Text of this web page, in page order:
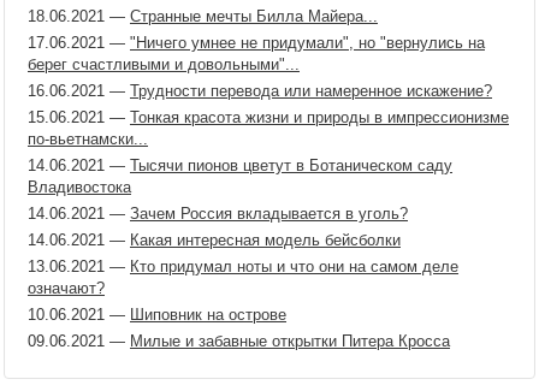
18.06.2021 — Странные мечты Билла Майера...
17.06.2021 — "Ничего умнее не придумали", но "вернулись на
берег счастливыми и довольными"...
16.06.2021 — Трудности перевода или намеренное искажение?
15.06.2021 — Тонкая красота жизни и природы в импрессионизме
по-вьетнамски...
14.06.2021 — Тысячи пионов цветут в Ботаническом саду
Владивостока
14.06.2021 — Зачем Россия вкладывается в уголь?
14.06.2021 — Какая интересная модель бейсболки
13.06.2021 — Кто придумал ноты и что они на самом деле
означают?
10.06.2021 — Шиповник на острове
09.06.2021 — Милые и забавные открытки Питера Кросса